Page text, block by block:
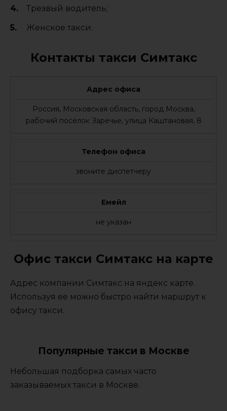
Трезвый водитель;
Женское такси.
Контакты такси Симтакс
Адрес офиса
Россия, Московская область, город Москва,
рабочий посёлок Заречье, улица Каштановая, 8
Телефон офиса
звоните диспетчеру
Емейл
не указан
Офис такси Симтакс на карте
Адрес компании Симтакс на яндекс карте.
Используя ее можно быстро найти маршрут к
офису такси.
Популярные такси в Москве
Небольшая подборка самых часто
заказываемых такси в Москве.